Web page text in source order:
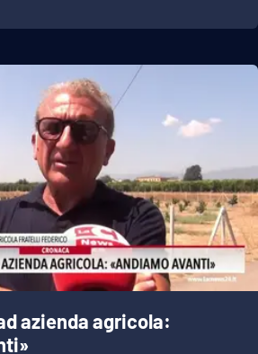
azienda agricola: